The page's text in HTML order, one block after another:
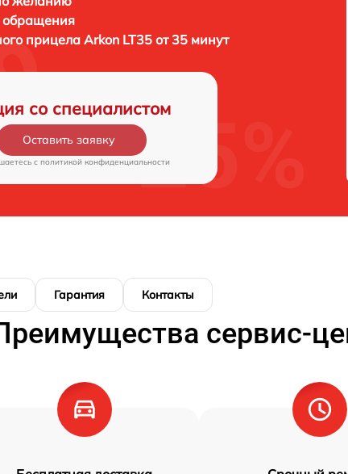
обращения
прицела Arkon LT35 от 35 минут
со специалистом
Оставить заявку
c политикой конфиденциальности
Гарантия Контакты
сервис-